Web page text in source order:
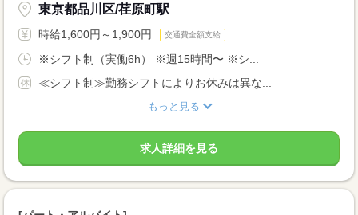
東京都品川区/荏原町駅
時給1,600円～1,900円 交通費全額支給
※シフト制（実働6h） ※週15時間〜 ※シ...
≪シフト制≫勤務シフトによりお休みは異な...
もっと見る
求人詳細を見る